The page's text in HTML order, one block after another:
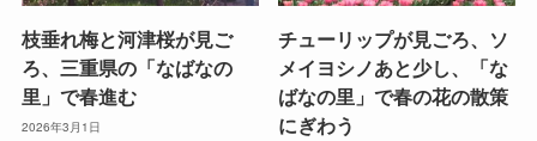
枝垂れ梅と河津桜が見ご
ろ、三重県の「なばなの
里」で春進む
2026年3月1日
チューリップが見ごろ、ソ
メイヨシノあと少し、「な
ばなの里」で春の花の散策
にぎわう